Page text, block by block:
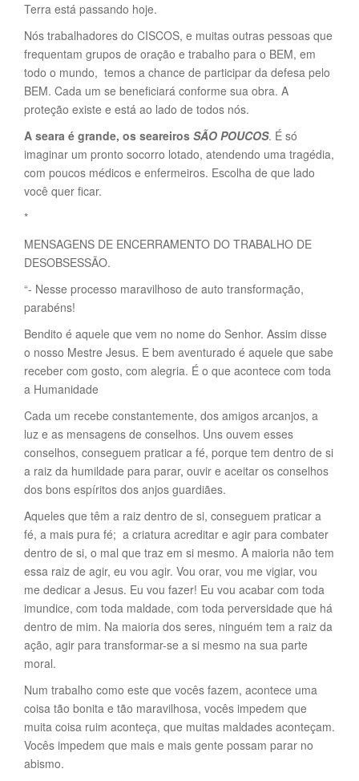
Terra está passando hoje.
Nós trabalhadores do CISCOS, e muitas outras pessoas que
frequentam grupos de oração e trabalho para o BEM, em
todo o mundo, temos a chance de participar da defesa pelo
BEM. Cada um se beneficiará conforme sua obra. A
proteção existe e está ao lado de todos nós.
A seara é grande, os seareiros SÃO POUCOS. É só
imaginar um pronto socorro lotado, atendendo uma tragédia,
com poucos médicos e enfermeiros. Escolha de que lado
você quer ficar.
*
MENSAGENS DE ENCERRAMENTO DO TRABALHO DE
DESOBSESSÃO.
“- Nesse processo maravilhoso de auto transformação,
parabéns!
Bendito é aquele que vem no nome do Senhor. Assim disse
o nosso Mestre Jesus. E bem aventurado é aquele que sabe
receber com gosto, com alegria. É o que acontece com toda
a Humanidade
Cada um recebe constantemente, dos amigos arcanjos, a
luz e as mensagens de conselhos. Uns ouvem esses
conselhos, conseguem praticar a fé, porque tem dentro de si
a raiz da humildade para parar, ouvir e aceitar os conselhos
dos bons espíritos dos anjos guardiães.
Aqueles que têm a raiz dentro de si, conseguem praticar a
fé, a mais pura fé; a criatura acreditar e agir para combater
dentro de si, o mal que traz em si mesmo. A maioria não tem
essa raiz de agir, eu vou agir. Vou orar, vou me vigiar, vou
me dedicar a Jesus. Eu vou fazer! Eu vou acabar com toda
imundice, com toda maldade, com toda perversidade que há
dentro de mim. Na maioria dos seres, ninguém tem a raiz da
ação, agir para transformar-se a si mesmo na sua parte
moral.
Num trabalho como este que vocês fazem, acontece uma
coisa tão bonita e tão maravilhosa, vocês impedem que
muita coisa ruim aconteça, que muitas maldades aconteçam.
Vocês impedem que mais e mais gente possam parar no
abismo.